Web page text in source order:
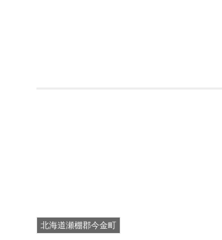
北海道瀬棚郡今金町